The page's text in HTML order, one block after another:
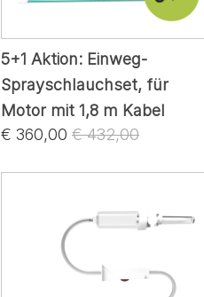
5+1 Aktion: Einweg-
Sprayschlauchset, für
Motor mit 1,8 m Kabel
€ 360,00€ 432,00